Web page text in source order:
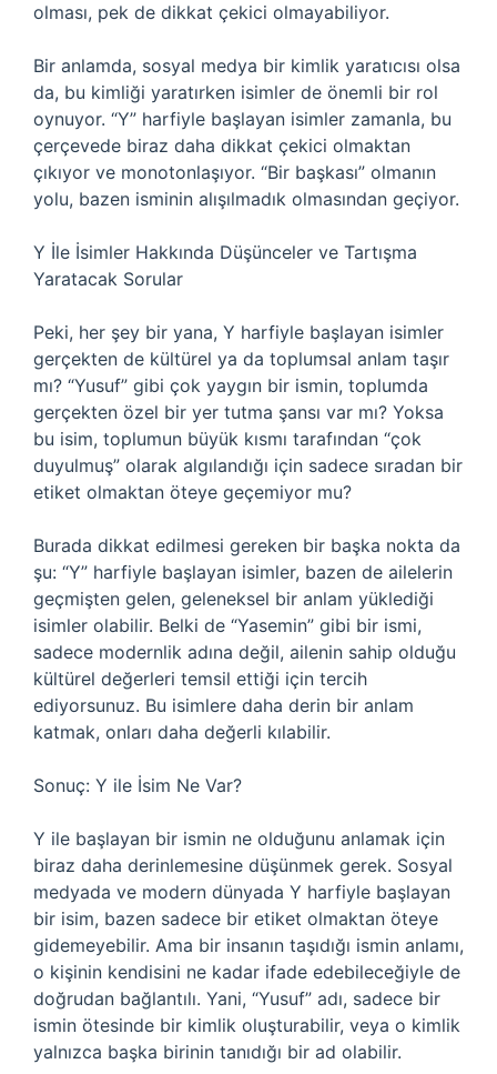
olması, pek de dikkat çekici olmayabiliyor.
Bir anlamda, sosyal medya bir kimlik yaratıcısı olsa
da, bu kimliği yaratırken isimler de önemli bir rol
oynuyor. “Y” harfiyle başlayan isimler zamanla, bu
çerçevede biraz daha dikkat çekici olmaktan
çıkıyor ve monotonlaşıyor. “Bir başkası” olmanın
yolu, bazen isminin alışılmadık olmasından geçiyor.
Y İle İsimler Hakkında Düşünceler ve Tartışma
Yaratacak Sorular
Peki, her şey bir yana, Y harfiyle başlayan isimler
gerçekten de kültürel ya da toplumsal anlam taşır
mı? “Yusuf” gibi çok yaygın bir ismin, toplumda
gerçekten özel bir yer tutma şansı var mı? Yoksa
bu isim, toplumun büyük kısmı tarafından “çok
duyulmuş” olarak algılandığı için sadece sıradan bir
etiket olmaktan öteye geçemiyor mu?
Burada dikkat edilmesi gereken bir başka nokta da
şu: “Y” harfiyle başlayan isimler, bazen de ailelerin
geçmişten gelen, geleneksel bir anlam yüklediği
isimler olabilir. Belki de “Yasemin” gibi bir ismi,
sadece modernlik adına değil, ailenin sahip olduğu
kültürel değerleri temsil ettiği için tercih
ediyorsunuz. Bu isimlere daha derin bir anlam
katmak, onları daha değerli kılabilir.
Sonuç: Y ile İsim Ne Var?
Y ile başlayan bir ismin ne olduğunu anlamak için
biraz daha derinlemesine düşünmek gerek. Sosyal
medyada ve modern dünyada Y harfiyle başlayan
bir isim, bazen sadece bir etiket olmaktan öteye
gidemeyebilir. Ama bir insanın taşıdığı ismin anlamı,
o kişinin kendisini ne kadar ifade edebileceğiyle de
doğrudan bağlantılı. Yani, “Yusuf” adı, sadece bir
ismin ötesinde bir kimlik oluşturabilir, veya o kimlik
yalnızca başka birinin tanıdığı bir ad olabilir.